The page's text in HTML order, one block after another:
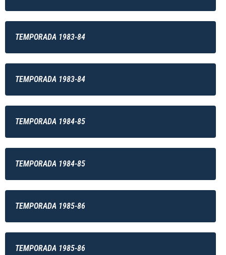
TEMPORADA 1983-84
TEMPORADA 1983-84
TEMPORADA 1984-85
TEMPORADA 1984-85
TEMPORADA 1985-86
TEMPORADA 1985-86